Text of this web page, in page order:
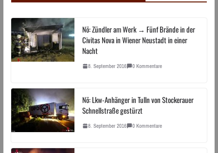
Nö: Zündler am Werk → Fünf Brände in der
Civitas Nova in Wiener Neustadt in einer
Nacht
8. September 2016 0 Kommentare
Nö: Lkw-Anhänger in Tulln von Stockerauer
Schnellstraße gestürzt
8. September 2016 0 Kommentare